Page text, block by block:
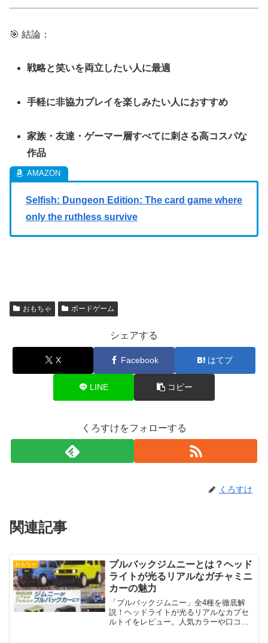
🎯 結論：
戦略と笑いを両立したい人に最適
手軽に非協力プレイを楽しみたい人におすすめ
家族・友達・ゲーマー層すべてに刺さる高コスパな
作品
Selfish: Dungeon Edition: The card game where
only the ruthless survive
おもちゃ ボードゲーム
シェアする
X Facebook はてブ
LINE コピー
くろすけをフォローする
くろすけ
関連記事
おもちゃ
プルバックジムニーとは？ヘッド
ライトが光るリアルなガチャミニ
カーの魅力
「プルバックジムニー」全4種を徹底解
説！ヘッドライトが光るリアルなカプセ
ルトイをレビュー。人気カラーや口コ